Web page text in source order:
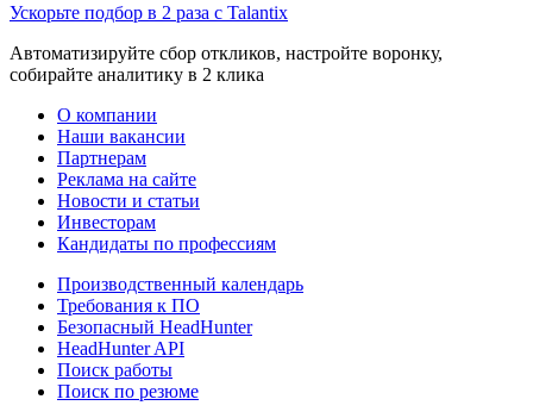
Ускорьте подбор в 2 раза с Talantix
Автоматизируйте сбор откликов, настройте воронку,
собирайте аналитику в 2 клика
О компании
Наши вакансии
Партнерам
Реклама на сайте
Новости и статьи
Инвесторам
Кандидаты по профессиям
Производственный календарь
Требования к ПО
Безопасный HeadHunter
HeadHunter API
Поиск работы
Поиск по резюме